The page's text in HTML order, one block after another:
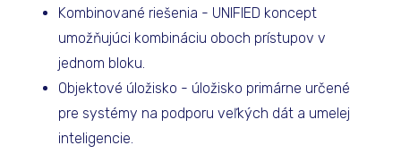
Kombinované riešenia - UNIFIED koncept
umožňujúci kombináciu oboch prístupov v
jednom bloku.
Objektové úložisko - úložisko primárne určené
pre systémy na podporu veľkých dát a umelej
inteligencie.